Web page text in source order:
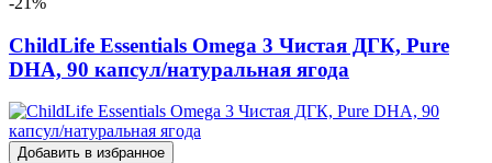
ChildLife Essentials Omega 3 Чистая ДГК, Pure
DHA, 90 капсул/натуральная ягода
Добавить в избранное